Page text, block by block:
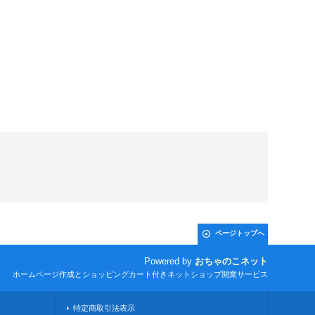
ページトップへ
Powered by おちゃのこネット
ホームページ作成とショッピングカート付きネットショップ開業サービス
特定商取引法表示